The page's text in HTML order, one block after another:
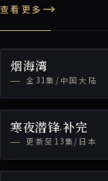
查看更多
烟海湾
全31集/中国大陆
寒夜潜锋·补完
更新至13集/日本